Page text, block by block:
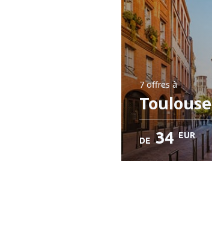
7 offresà
Toulouse
DE 34 EUR